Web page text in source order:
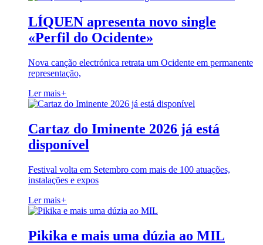
LÍQUEN apresenta novo single
«Perfil do Ocidente»
Nova canção electrónica retrata um Ocidente em permanente
representação,
Ler mais+
Cartaz do Iminente 2026 já está
disponível
Festival volta em Setembro com mais de 100 atuações,
instalações e expos
Ler mais+
Pikika e mais uma dúzia ao MIL